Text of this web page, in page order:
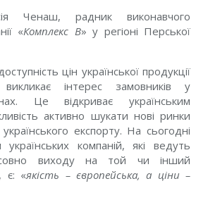
Ченаш, радник виконавчого
«Комплекс В» у регіоні Перської
цін української продукції
інтерес замовників у
Це відкриває українським
активно шукати нові ринки
експорту. На сьогодні
компаній, які ведуть
виходу на той чи інший
є: «якість – європейськa, а ціни –